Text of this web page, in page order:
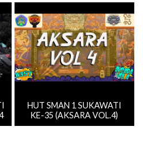
HUT SMAN 1 SUKAWATI
KE-35 (AKSARA VOL.4)